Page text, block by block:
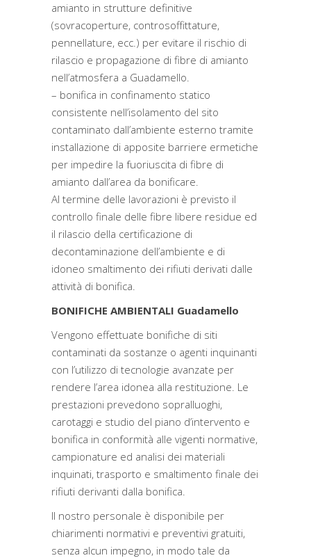
amianto in strutture definitive
(sovracoperture, controsoffittature,
pennellature, ecc.) per evitare il rischio di
rilascio e propagazione di fibre di amianto
nell’atmosfera a Guadamello.
– bonifica in confinamento statico
consistente nell’isolamento del sito
contaminato dall’ambiente esterno tramite
installazione di apposite barriere ermetiche
per impedire la fuoriuscita di fibre di
amianto dall’area da bonificare.
Al termine delle lavorazioni è previsto il
controllo finale delle fibre libere residue ed
il rilascio della certificazione di
decontaminazione dell’ambiente e di
idoneo smaltimento dei rifiuti derivati dalle
attività di bonifica.
BONIFICHE AMBIENTALI Guadamello
Vengono effettuate bonifiche di siti
contaminati da sostanze o agenti inquinanti
con l’utilizzo di tecnologie avanzate per
rendere l’area idonea alla restituzione. Le
prestazioni prevedono sopralluoghi,
carotaggi e studio del piano d’intervento e
bonifica in conformità alle vigenti normative,
campionature ed analisi dei materiali
inquinati, trasporto e smaltimento finale dei
rifiuti derivanti dalla bonifica.
Il nostro personale è disponibile per
chiarimenti normativi e preventivi gratuiti,
senza alcun impegno, in modo tale da